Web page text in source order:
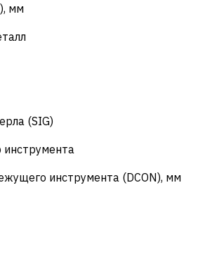
мм
(SIG)
инструмента (DCON), мм